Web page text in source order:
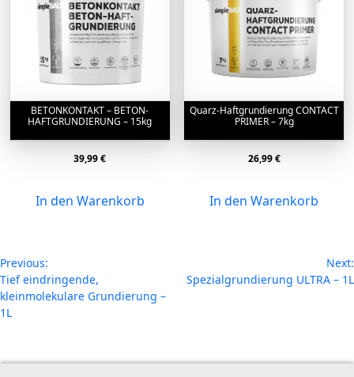
BETONKONTAKT – BETON-
HAFTGRUNDIERUNG – 15kg
39,99€
In den Warenkorb
Quarz-Haftgrundierung CONTACT
PRIMER – 7kg
26,99€
In den Warenkorb
Beitragsnavigation
Previous:
Tief eindringende,
kleinmolekulare Grundierung –
1L
Next:
Spezialgrundierung ULTRA – 1L